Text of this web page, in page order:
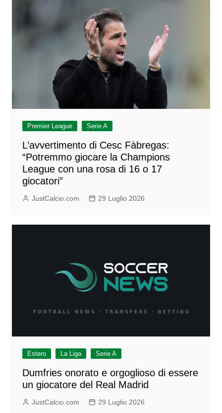
Premier League Serie A
L’avvertimento di Cesc Fàbregas:
“Potremmo giocare la Champions
League con una rosa di 16 o 17
giocatori”
JustCalcio.com 29 Luglio 2026
Estero La Liga Serie A
Dumfries onorato e orgoglioso di essere
un giocatore del Real Madrid
JustCalcio.com 29 Luglio 2026